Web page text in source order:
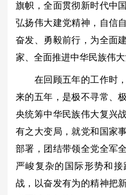
旗帜，全面贯彻新时代中
弘扬伟大建党精神，自信
奋发、勇毅前行，为全面
家、全面推进中华民族伟大
在回顾五年的工作时，
来的五年，是极不寻常、
央统筹中华民族伟大复兴
有之大变局，就党和国家
部署，团结带领全党全军
严峻复杂的国际形势和
战，以奋发有为的精神把